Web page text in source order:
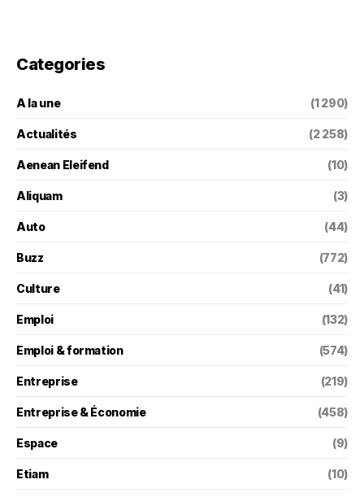
Categories
A la une (1 290)
Actualités (2 258)
Aenean Eleifend (10)
Aliquam (3)
Auto (44)
Buzz (772)
Culture (41)
Emploi (132)
Emploi & formation (574)
Entreprise (219)
Entreprise & Économie (458)
Espace (9)
Etiam (10)